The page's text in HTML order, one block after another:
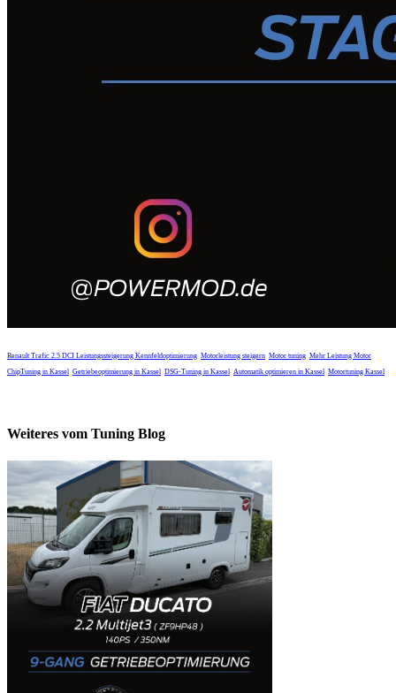
Renault Trafic 2.5 DCI Leistungssteigerung Kennfeldoptimierung Motorleistung steigern Motor tuning Mehr Leistung Motor
ChipTuning in Kassel Getriebeoptimierung in Kassel DSG-Tuning in Kassel Automatik optimieren in Kassel Motortuning Kassel
Weiteres vom Tuning Blog